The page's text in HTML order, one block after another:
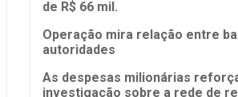
de R$ 66 mil.
Operação mira relação entre
autoridades
As despesas milionárias
investigação sobre a rede de